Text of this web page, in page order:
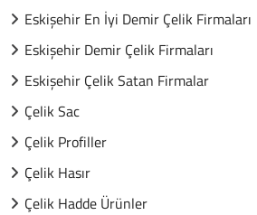
Eskişehir En İyi Demir Çelik Firmaları
Eskişehir Demir Çelik Firmaları
Eskişehir Çelik Satan Firmalar
Çelik Sac
Çelik Profiller
Çelik Hasır
Çelik Hadde Ürünler